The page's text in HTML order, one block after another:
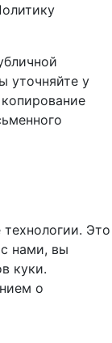
уточняйте у
Это
нами, вы
куки.
о